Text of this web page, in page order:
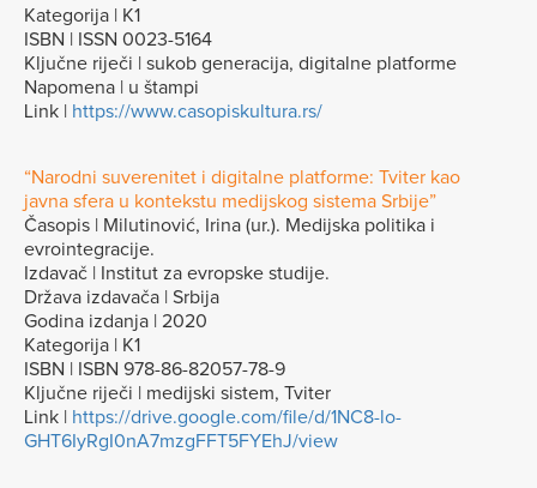
Kategorija | K1
ISBN | ISSN 0023-5164
Ključne riječi | sukob generacija, digitalne platforme
Napomena | u štampi
Link | https://www.casopiskultura.rs/
“Narodni suverenitet i digitalne platforme: Tviter kao
javna sfera u kontekstu medijskog sistema Srbije”
Časopis | Milutinović, Irina (ur.). Medijska politika i
evrointegracije.
Izdavač | Institut za evropske studije.
Država izdavača | Srbija
Godina izdanja | 2020
Kategorija | K1
ISBN | ISBN 978-86-82057-78-9
Ključne riječi | medijski sistem, Tviter
Link | https://drive.google.com/file/d/1NC8-lo-
GHT6IyRgI0nA7mzgFFT5FYEhJ/view